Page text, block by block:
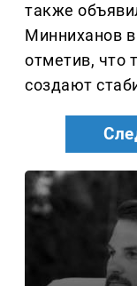
также
Минниханов
отметив, что
создают